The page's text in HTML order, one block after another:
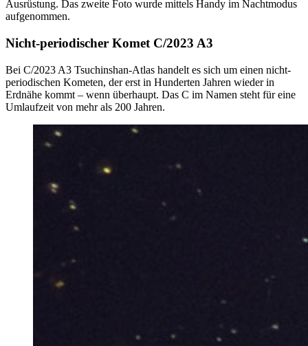
Ausrüstung. Das zweite Foto wurde mittels Handy im Nachtmodus
aufgenommen.
Nicht-periodischer Komet C/2023 A3
Bei C/2023 A3 Tsuchinshan-Atlas handelt es sich um einen nicht-
periodischen Kometen, der erst in Hunderten Jahren wieder in
Erdnähe kommt – wenn überhaupt. Das C im Namen steht für eine
Umlaufzeit von mehr als 200 Jahren.